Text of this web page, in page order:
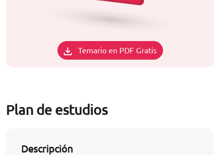
Temario en PDF Gratis
Plan de estudios
Descripción